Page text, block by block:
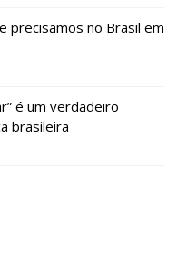
precisamos no Brasil em
é um verdadeiro
brasileira